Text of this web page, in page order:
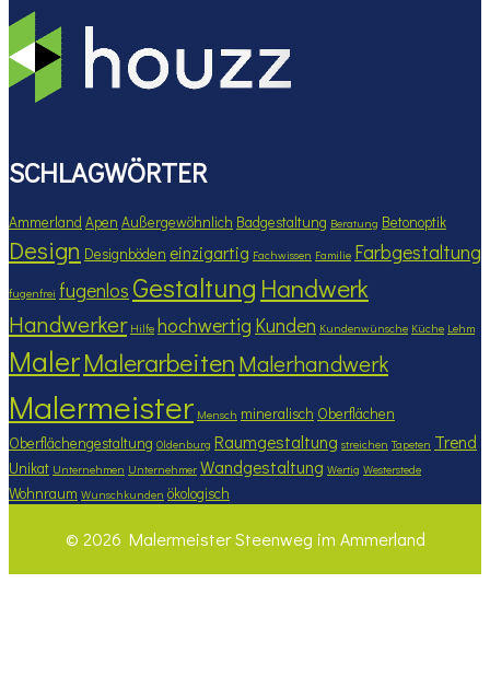
SCHLAGWÖRTER
Ammerland Apen Außergewöhnlich Badgestaltung Beratung Betonoptik
Design Designböden einzigartig Fachwissen Familie Farbgestaltung
fugenfrei fugenlos Gestaltung Handwerk
Handwerker Hilfe hochwertig Kunden Kundenwünsche Küche Lehm
MalerMalerarbeitenMalerhandwerk
Malermeister Mensch mineralisch Oberflächen
Oberflächengestaltung Oldenburg Raumgestaltung streichen Tapeten Trend
Unikat Unternehmen Unternehmer Wandgestaltung Wertig Westerstede
Wohnraum Wunschkunden ökologisch
© 2026 Malermeister Steenweg im Ammerland